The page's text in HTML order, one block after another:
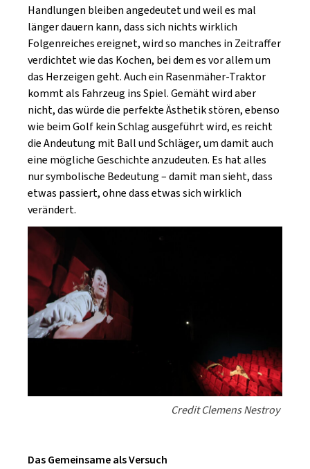
Handlungen bleiben angedeutet und weil es mal
länger dauern kann, dass sich nichts wirklich
Folgenreiches ereignet, wird so manches in Zeitraffer
verdichtet wie das Kochen, bei dem es vor allem um
das Herzeigen geht. Auch ein Rasenmäher-Traktor
kommt als Fahrzeug ins Spiel. Gemäht wird aber
nicht, das würde die perfekte Ästhetik stören, ebenso
wie beim Golf kein Schlag ausgeführt wird, es reicht
die Andeutung mit Ball und Schläger, um damit auch
eine mögliche Geschichte anzudeuten. Es hat alles
nur symbolische Bedeutung – damit man sieht, dass
etwas passiert, ohne dass etwas sich wirklich
verändert.
Credit Clemens Nestroy
Das Gemeinsame als Versuch